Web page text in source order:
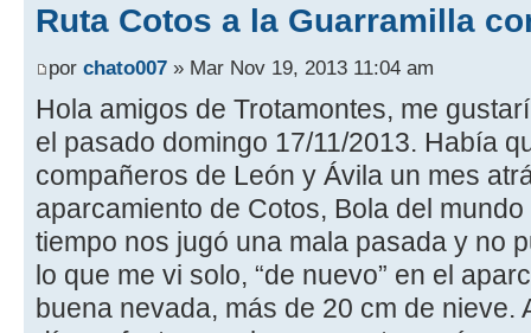
Ruta Cotos a la Guarramilla
por chato007 » Mar Nov 19, 2013 11:04 am
Hola amigos de Trotamontes, me
el pasado domingo 17/11/2013. Había
compañeros de León y Ávila un mes
aparcamiento de Cotos, Bola del
tiempo nos jugó una mala pasada y no
lo que me vi solo, “de nuevo” en el
buena nevada, más de 20 cm de nieve.